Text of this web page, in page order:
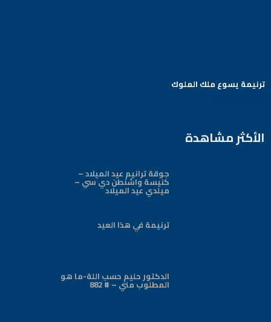
ترنيمة يسوع ملك الملوك
الأكثر مشاهدة
جوقة ترانيم عيد الميلاد –
كنيسة واشنطن دي سي –
ميلدي عيد الميلاد
ترنيمة في هذا العيد
الدكتور حليم حسب اللة-ما هو
المطلوب مني – # 882